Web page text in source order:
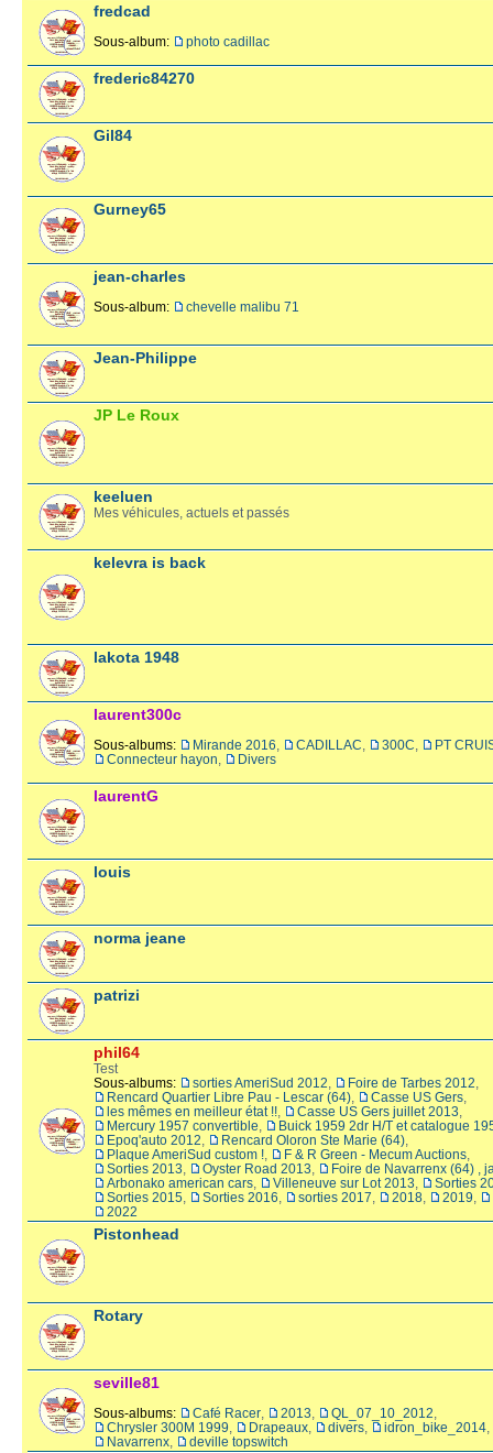
fredcad
Sous-album: photo cadillac
frederic84270
Gil84
Gurney65
jean-charles
Sous-album: chevelle malibu 71
Jean-Philippe
JP Le Roux
keeluen
Mes véhicules, actuels et passés
kelevra is back
lakota 1948
laurent300c
Sous-albums: Mirande 2016 CADILLAC 300C
PT
Connecteur hayon
Divers
laurentG
louis
norma jeane
patrizi
phil64
Test
Sous-albums:
sorties AmeriSud 2012 Foire de Tarbes 2012
Rencard Quartier Libre Pau - Lescar (64)
Casse US Gers
les mêmes en meilleur état !!
Casse US Gers juillet 2013
Mercury 1957 convertible
Buick 1959 2dr H/T et catalogue
Epoq'auto 2012
Rencard Oloron Ste Marie (64)
Plaque AmeriSud custom !
F & R Green - Mecum Auctions
Sorties 2013
Oyster Road 2013
Foire de Navarrenx (64) ,
Arbonako american cars
Villeneuve sur Lot 2013
Sorties
Sorties 2015
Sorties 2016 sorties 2017 2018 2019
2022
Pistonhead
Rotary
seville81
Sous-albums: Café Racer 2013 QL_07_10_2012
Chrysler 300M 1999
Drapeaux divers idron_bike_2014
Navarrenx
deville topswitch